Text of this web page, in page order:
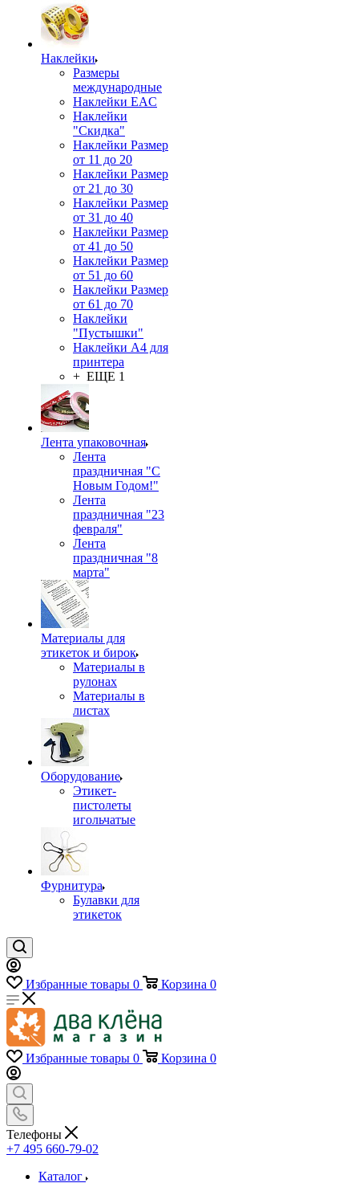
Наклейки
Размеры
международные
Наклейки EAC
Наклейки
"Скидка"
Наклейки Размер
от 11 до 20
Наклейки Размер
от 21 до 30
Наклейки Размер
от 31 до 40
Наклейки Размер
от 41 до 50
Наклейки Размер
от 51 до 60
Наклейки Размер
от 61 до 70
Наклейки
"Пустышки"
Наклейки А4 для
принтера
+ ЕЩЕ 1
Лента упаковочная
Лента
праздничная "С
Новым Годом!"
Лента
праздничная "23
февраля"
Лента
праздничная "8
марта"
Материалы для
этикеток и бирок
Материалы в
рулонах
Материалы в
листах
Оборудование
Этикет-
пистолеты
игольчатые
Фурнитура
Булавки для
этикеток
Избранные товары 0 Корзина 0
Избранные товары 0 Корзина 0
Телефоны
+7 495 660-79-02
Каталог